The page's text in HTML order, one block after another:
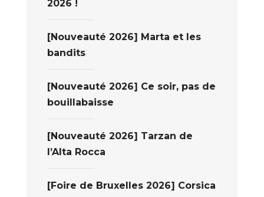
2026 !
[Nouveauté 2026] Marta et les
bandits
[Nouveauté 2026] Ce soir, pas de
bouillabaisse
[Nouveauté 2026] Tarzan de
l’Alta Rocca
[Foire de Bruxelles 2026] Corsica